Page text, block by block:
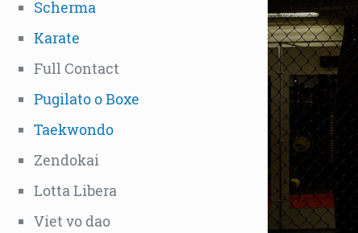
Scherma
Karate
Full Contact
Pugilato o Boxe
Taekwondo
Zendokai
Lotta Libera
Viet vo dao